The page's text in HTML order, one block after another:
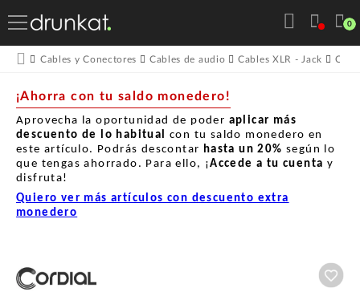
0
Cables y Conectores Cables de audio Cables XLR - Jack
¡Ahorra con tu saldo monedero!
Aprovecha la oportunidad de poder aplicar más
descuento de lo habitual con tu saldo monedero en
este artículo. Podrás descontar hasta un 20% según lo
que tengas ahorrado. Para ello, ¡Accede a tu cuenta y
disfruta!
Quiero ver más artículos con descuento extra
monedero